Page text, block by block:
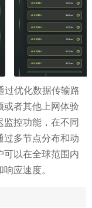
过优化数据传输路
或者其他上网体验
控功能，在不同
过多节点分布和动
可以在全球范围内
应速度。